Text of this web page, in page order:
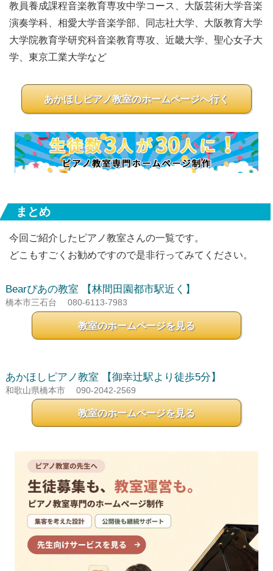
教員養成課程音楽教育専攻中学コース、大阪芸術大学音楽
演奏学科、相愛大学音楽学部、同志社大学、大阪教育大学
大学院教育学研究科音楽教育専攻、近畿大学、聖心女子大
学、東京工業大学など
あかほしピアノ教室のホームページへ行く
まとめ
今回ご紹介したピアノ教室さんの一覧です。
どこもすごくお勧めですので是非行ってみてください。
Bearぴあの教室 【林間田園都市駅近く】
橋本市三石台 080-6113-7983
教室のホームページを見る
あかほしピアノ教室 【御幸辻駅より徒歩5分】
和歌山県橋本市 090-2042-2569
教室のホームページを見る